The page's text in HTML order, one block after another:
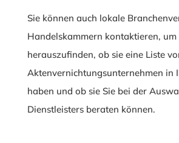
Sie können auch lokale
Handelskammern kontaktieren, um
herauszufinden, ob sie eine Liste
Aktenvernichtungsunternehmen in
haben und ob sie Sie bei der
Dienstleisters beraten können.